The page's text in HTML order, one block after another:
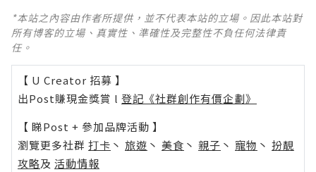
*本站之內容由作者所提供，並不代表本站的立場。因此本站對
所有博客的立場、真實性、準確性及完整性不負任何法律責
任。
【 U Creator 招募 】
出Post賺現金獎賞 l 登記《社群創作有價企劃》
【 睇Post + 參加品牌活動 】
瀏覽更多社群 打卡 丶 旅遊 丶 美食 丶 親子 丶 寵物 丶 扮靚
攻略及 活動情報